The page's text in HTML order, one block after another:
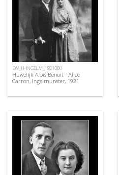
EW_H-INGELM_1921080
Huwelijk Aloïs Benoit - Alice
Carron, Ingelmunster, 1921